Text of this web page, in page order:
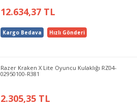
12.634,37 TL
Kargo Bedava Hızlı Gönderi
Razer Kraken X Lite Oyuncu Kulaklığı RZ04-
02950100-R381
2.305,35 TL